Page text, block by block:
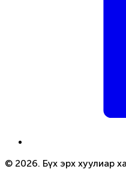
© 2026. Бүх эрх хуулиар